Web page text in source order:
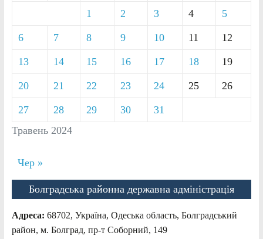
Травень 2024
1 2 3 4 5
6 7 8 9 10 11 12
13 14 15 16 17 18 19
20 21 22 23 24 25 26
27 28 29 30 31
Чер »
Болградська районна державна адміністрація
Адреса: 68702, Україна, Одеська область, Болградський
район, м. Болград, пр-т Соборний, 149